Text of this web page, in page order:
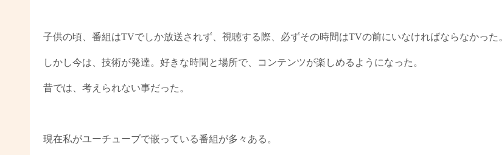
子供の頃、番組はTVでしか放送されず、視聴する際、必ずその時間はTVの前にいなければならなかった。
しかし今は、技術が発達。好きな時間と場所で、コンテンツが楽しめるようになった。
昔では、考えられない事だった。
現在私がユーチューブで嵌っている番組が多々ある。